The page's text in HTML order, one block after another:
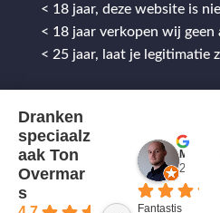
< 18 jaar, deze website is
< 18 jaar verkopen wij geen
< 25 jaar, laat je legitimatie
Dranken
speciaalz
aak Ton
Overmar
s
2 jaar
Fantastis